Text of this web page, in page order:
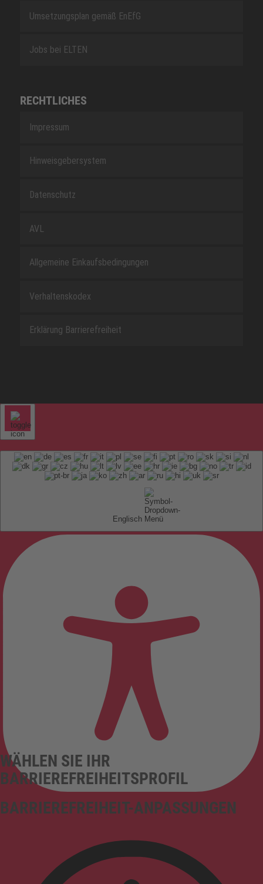
Umsetzungsplan gemäß EnEfG
Jobs bei ELTEN
RECHTLICHES
Impressum
Hinweisgebersystem
Datenschutz
AVL
Allgemeine Einkaufsbedingungen
Verhaltenskodex
Erklärung Barrierefreiheit
Englisch
BARRIEREFREIHEIT-ANPASSUNGEN
WÄHLEN SIE IHR
BARRIEREFREIHEITSPROFIL